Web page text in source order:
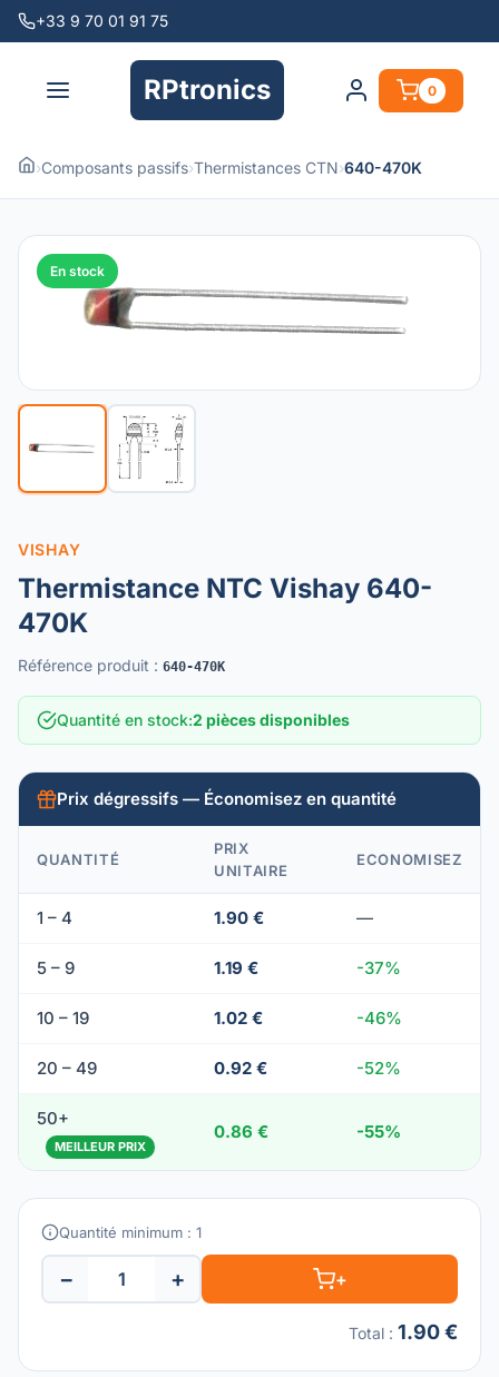
+33 9 70 01 91 75
RPtronics 0
›Composants passifs›Thermistances CTN›640-470K
En stock
VISHAY
Thermistance NTC Vishay 640-
470K
Référence produit : 640-470K
Quantité en stock:2 pièces disponibles
Prix dégressifs — Économisez en quantité
QUANTITÉ
PRIX
UNITAIRE
ECONOMISEZ
1 – 4 1.90 € —
5 – 9 1.19 € -37%
10 – 19 1.02 € -46%
20 – 49 0.92 € -52%
50+
MEILLEUR PRIX
0.86 € -55%
Quantité minimum : 1
− + +
Total : 1.90 €